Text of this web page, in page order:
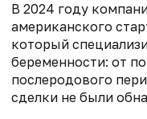
В 2024 году
американского
который
беременности: от
послеродового
сделки не были